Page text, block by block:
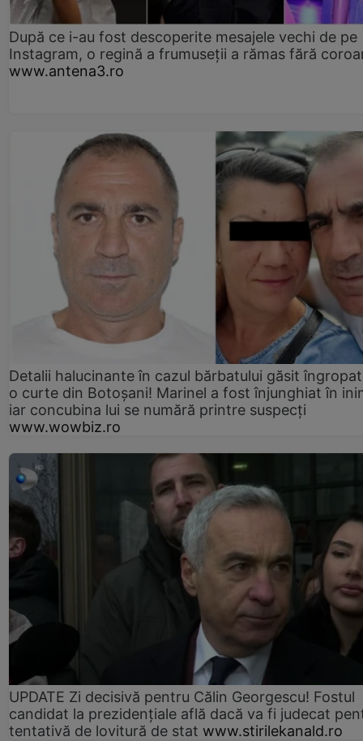
După ce i-au fost descoperite mesajele vechi de pe
Instagram, o regină a frumuseții a rămas fără
www.antena3.ro
Detalii halucinante în cazul bărbatului găsit
o curte din Botoșani! Marinel a fost înjunghiat în
iar concubina lui se numără printre suspecți
www.wowbiz.ro
UPDATE Zi decisivă pentru Călin Georgescu! Fostul
candidat la prezidențiale află dacă va fi judecat
tentativă de lovitură de stat www.stirilekanald.ro